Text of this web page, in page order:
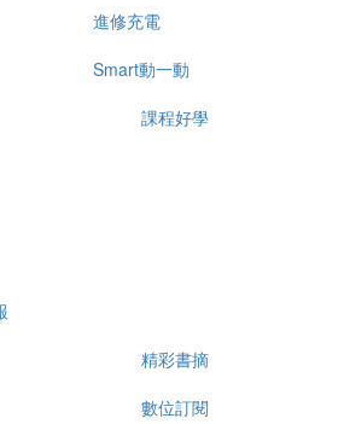
進修充電
Smart動一動
課程好學
精彩書摘
數位訂閱